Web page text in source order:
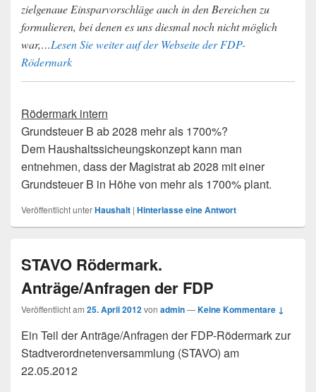
zielgenaue Einsparvorschläge auch in den Bereichen zu
formulieren, bei denen es uns diesmal noch nicht möglich
war,…Lesen Sie weiter auf der Webseite der FDP-
Rödermark
Rödermark intern
Grundsteuer B ab 2028 mehr als 1700%?
Dem Haushaltssicheungskonzept kann man
entnehmen, dass der Magistrat ab 2028 mit einer
Grundsteuer B in Höhe von mehr als 1700% plant.
Veröffentlicht unterHaushalt | Hinterlasse eine Antwort
STAVO Rödermark.
Anträge/Anfragen der FDP
Veröffentlicht am 25. April 2012von admin—Keine Kommentare ↓
Ein Teil der Anträge/Anfragen der FDP-Rödermark zur
Stadtverordnetenversammlung (STAVO) am
22.05.2012